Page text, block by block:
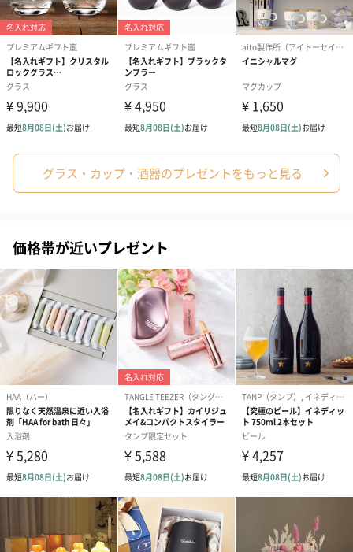
グラス・カップ・酒器のプレゼントをもっと見る
価格帯が近いプレゼント